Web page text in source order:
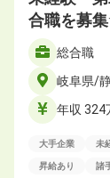
合職を募
総合職
岐阜県/
年収 324
大手企業 未
昇給あり 諸